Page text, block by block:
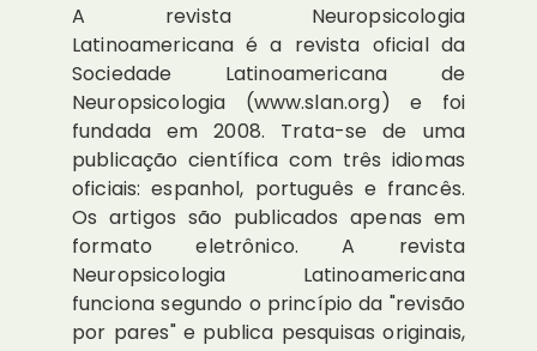
A revista Neuropsicologia
Latinoamericana é a revista oficial da
Sociedade Latinoamericana de
Neuropsicologia (www.slan.org) e foi
fundada em 2008. Trata-se de uma
publicação científica com três idiomas
oficiais: espanhol, português e francês.
Os artigos são publicados apenas em
formato eletrônico. A revista
Neuropsicologia Latinoamericana
funciona segundo o princípio da "revisão
por pares" e publica pesquisas originais,